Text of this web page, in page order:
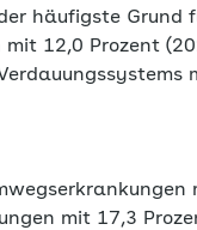
häufigste Grund
12,0 Prozent
mit 17,3